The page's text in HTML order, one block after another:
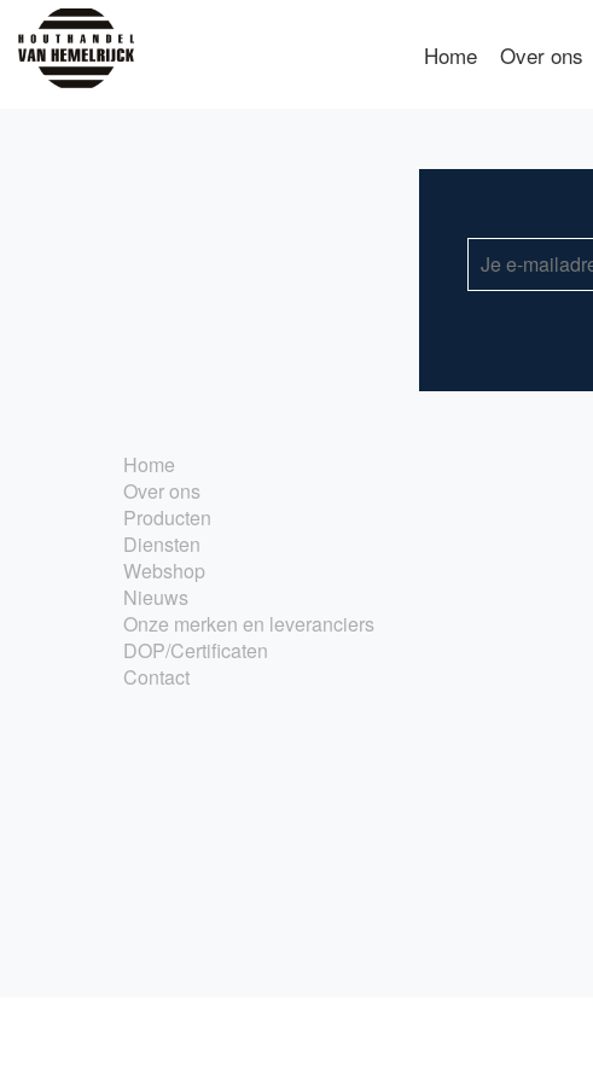
Home Over ons
Home
Over ons
Producten
Diensten
Webshop
Nieuws
Onze merken en leveranciers
DOP/Certificaten
Contact